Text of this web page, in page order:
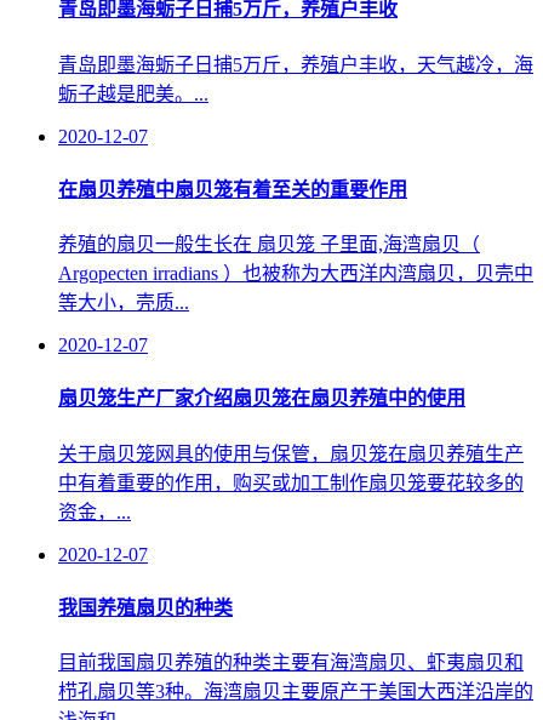
青岛即墨海蛎子日捕5万斤，养殖户丰收
青岛即墨海蛎子日捕5万斤，养殖户丰收，天气越冷，海
蛎子越是肥美。...
2020-12-07
在扇贝养殖中扇贝笼有着至关的重要作用
养殖的扇贝一般生长在 扇贝笼 子里面,海湾扇贝（
Argopecten irradians ）也被称为大西洋内湾扇贝，贝壳中
等大小，壳质...
2020-12-07
扇贝笼生产厂家介绍扇贝笼在扇贝养殖中的使用
关于扇贝笼网具的使用与保管，扇贝笼在扇贝养殖生产
中有着重要的作用，购买或加工制作扇贝笼要花较多的
资金，...
2020-12-07
我国养殖扇贝的种类
目前我国扇贝养殖的种类主要有海湾扇贝、虾夷扇贝和
栉孔扇贝等3种。海湾扇贝主要原产于美国大西洋沿岸的